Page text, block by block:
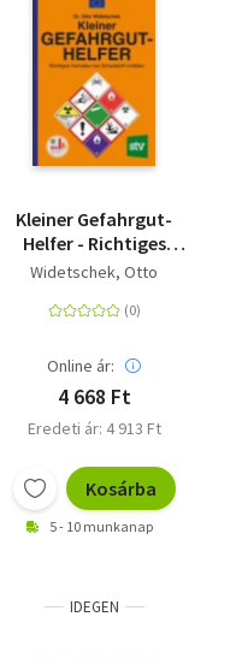
Kleiner Gefahrgut-
Helfer - Richtiges
Verhalten bei
Widetschek, Otto
Online ár:
4 668 Ft
Eredeti ár: 4 913 Ft
Kosárba
5 - 10 munkanap
IDEGEN